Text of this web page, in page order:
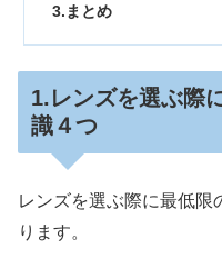
3.まとめ
1.レンズを選ぶ際
識４つ
レンズを選ぶ際に最低限
ります。